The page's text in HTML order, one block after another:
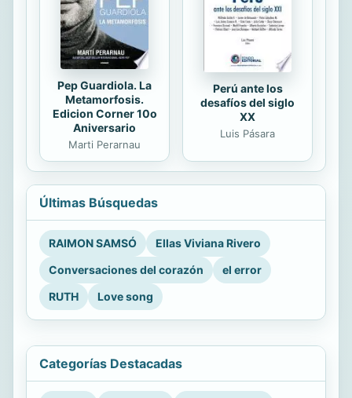
Pep Guardiola. La
Metamorfosis.
Edicion Corner 10o
Aniversario
Marti Perarnau
Perú ante los
desafíos del siglo
XX
Luis Pásara
Últimas Búsquedas
RAIMON SAMSÓ
Ellas Viviana Rivero
Conversaciones del corazón
el error
RUTH
Love song
Categorías Destacadas